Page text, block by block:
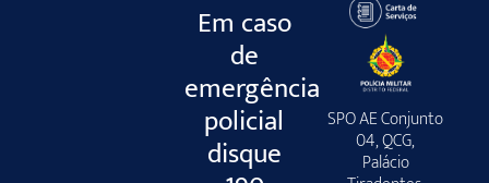
Em caso
de
emergência
policial
disque
SPO AE Conjunto
04, QCG,
Palácio